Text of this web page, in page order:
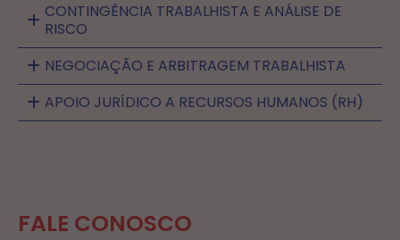
CONTINGÊNCIA TRABALHISTA E ANÁLISE DE
RISCO
NEGOCIAÇÃO E ARBITRAGEM TRABALHISTA
APOIO JURÍDICO A RECURSOS HUMANOS (RH)
FALE CONOSCO